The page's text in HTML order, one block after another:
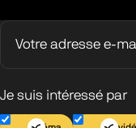
Je suis intéressé par